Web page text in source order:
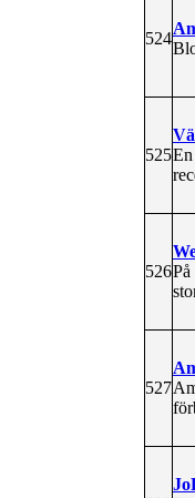
524
525
526
527